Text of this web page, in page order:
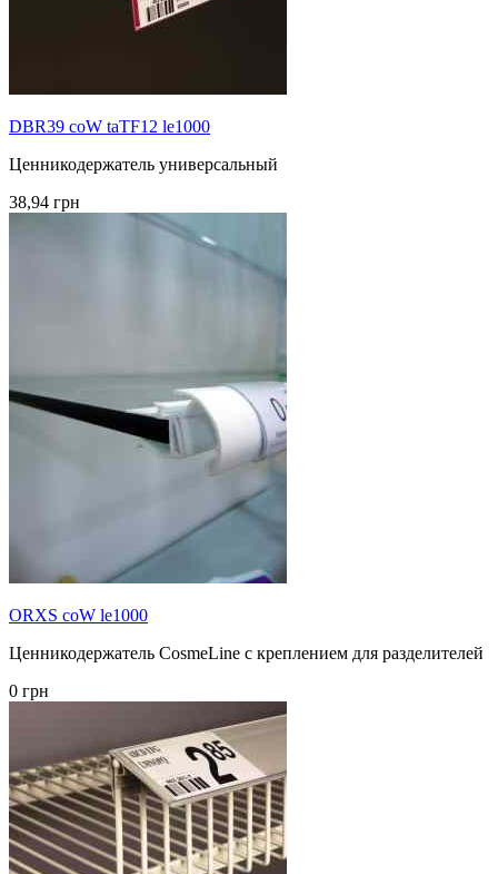
DBR39 coW taTF12 le1000
Ценникодержатель универсальный
38,94 грн
ORXS coW le1000
Ценникодержатель CosmeLine с креплением для разделителей
0 грн